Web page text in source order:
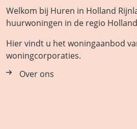
Welkom bij Huren in Holland
huurwoningen in de regio
Hier vindt u het woningaanbod
woningcorporaties.
Over ons